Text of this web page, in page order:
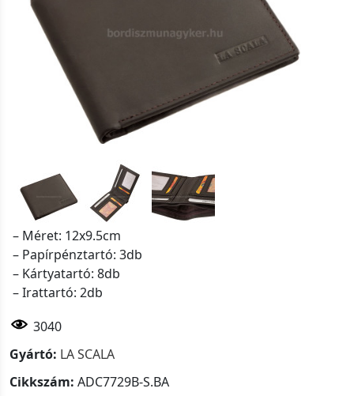
– Méret: 12x9.5cm
– Papírpénztartó: 3db
– Kártyatartó: 8db
– Irattartó: 2db
3040
Gyártó: LA SCALA
Cikkszám: ADC7729B-S.BA